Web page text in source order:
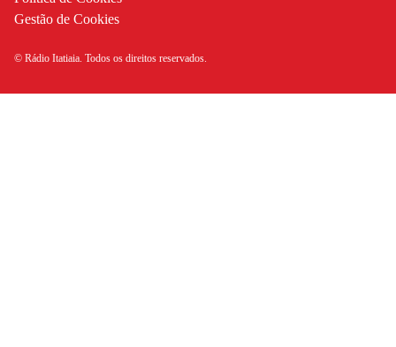
Gestão de Cookies
© Rádio Itatiaia. Todos os direitos reservados.